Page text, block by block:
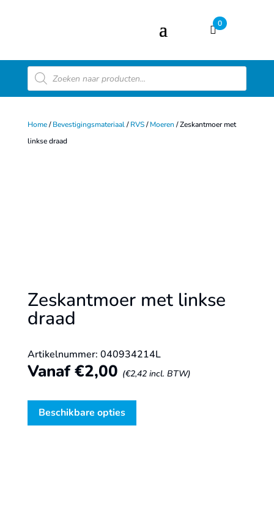
0
Producten
zoeken
Home/Bevestigingsmateriaal/RVS/Moeren / Zeskantmoer met
linkse draad
Zeskantmoer met linkse
draad
Artikelnummer: 040934214L
Vanaf €2,00 (€2,42incl. BTW)
Beschikbare opties